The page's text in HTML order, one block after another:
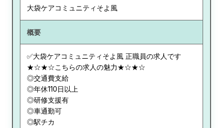
大袋ケアコミュニティそよ風
概要
✅大袋ケアコミュニティそよ風 正職員の求人です
★☆★☆こちらの求人の魅力★☆★☆
◎交通費支給
◎年休110日以上
◎研修支援有
◎車通勤可
◎駅チカ